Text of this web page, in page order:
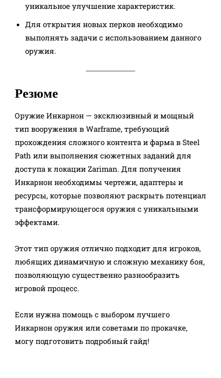
уникальное улучшение характеристик.
Для открытия новых перков необходимо
выполнять задачи с использованием данного
оружия.
Резюме
Оружие Инкарнон — эксклюзивный и мощный
тип вооружения в Warframe, требующий
прохождения сложного контента и фарма в Steel
Path или выполнения сюжетных заданий для
доступа к локации Zariman. Для получения
Инкарнон необходимы чертежи, адаптеры и
ресурсы, которые позволяют раскрыть потенциал
трансформирующегося оружия с уникальными
эффектами.
Этот тип оружия отлично подходит для игроков,
любящих динамичную и сложную механику боя,
позволяющую существенно разнообразить
игровой процесс.
Если нужна помощь с выбором лучшего
Инкарнон оружия или советами по прокачке,
могу подготовить подробный гайд!